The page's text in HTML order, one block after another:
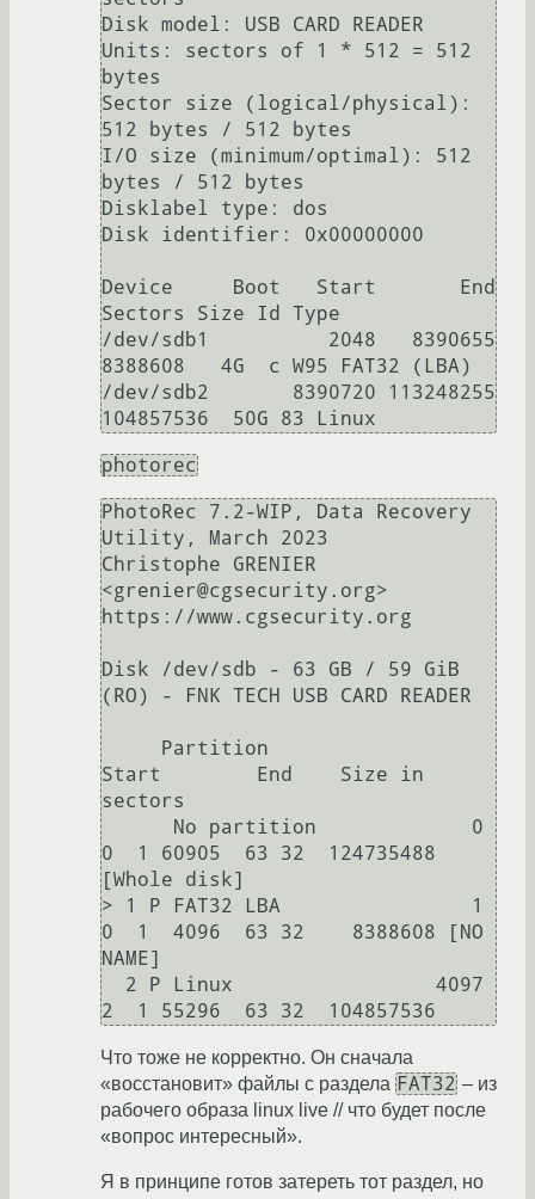
Disk model: USB CARD READER
Units: sectors of 1 * 512 = 512
bytes
Sector size (logical/physical):
512 bytes / 512 bytes
I/O size (minimum/optimal): 512
bytes / 512 bytes
Disklabel type: dos
Disk identifier: 0x00000000
Device     Boot   Start       End
Sectors Size Id Type
/dev/sdb1          2048   8390655
8388608   4G  c W95 FAT32 (LBA)
/dev/sdb2       8390720 113248255
photorec
PhotoRec 7.2-WIP, Data Recovery
Utility, March 2023
Christophe GRENIER
<grenier@cgsecurity.org>
https://www.cgsecurity.org
Disk /dev/sdb - 63 GB / 59 GiB
(RO) - FNK TECH USB CARD READER
Start        End    Size in
sectors
0  1 60905  63 32  124735488
[Whole disk]
> 1 P FAT32 LBA                1
0  1  4096  63 32    8388608 [NO
NAME]
Что тоже не корректно. Он сначала
«восстановит» файлы с раздела FAT32 – из
рабочего образа linux live // что будет после
«вопрос интересный».
Я в принципе готов затереть тот раздел, но